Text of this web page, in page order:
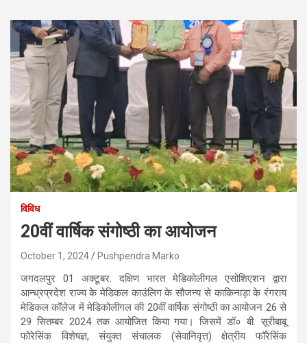
विविध
20वीं वार्षिक संगोष्ठी का आयोजन
October 1, 2024 Pushpendra Marko
जगदलपुर 01 अक्टूबर. दक्षिण भारत मेडिकोलीगल एसोशिएशन द्वारा
आन्ध्रप्रदेश राज्य के मेडिकल काउंलिग के सौजन्य से काकिनाड़ा के रंगराय
मेडिकल कॉलेज में मेडिकोलीगल की 20वीं वार्षिक संगोष्ठी का आयोजन 26 से
29 सितम्बर 2024 तक आयोजित किया गया। जिसमें डॉ० बी. सूरीबाबू
फोरेसिंक विशेषज्ञ, संयुक्त संचालक (सेवानिवृत्त) क्षेत्रीय फॉरेसिंक